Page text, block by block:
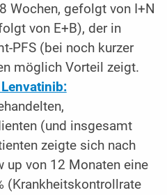
Wochen, gefolgt von I+N
von E+B), der in
PFS (bei noch kurzer
möglich Vorteil zeigt.
(und insgesamt
zeigte sich nach
up von 12 Monaten eine
(Krankheitskontrollrate